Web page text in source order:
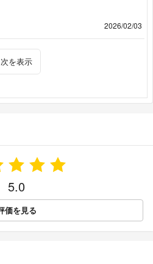
2026/02/03
次を表示
5.0
価を見る